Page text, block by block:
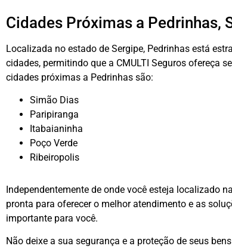
Cidades Próximas a Pedrinhas,
Localizada no estado de Sergipe, Pedrinhas está
cidades, permitindo que a CMULTI Seguros ofereça
cidades próximas a Pedrinhas são:
Simão Dias
Paripiranga
Itabaianinha
Poço Verde
Ribeiropolis
Independentemente de onde você esteja localizado
pronta para oferecer o melhor atendimento e as
importante para você.
Não deixe a sua segurança e a proteção de seus